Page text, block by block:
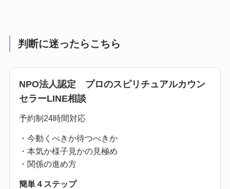
判断に迷ったらこちら
NPO法人認定 プロのスピリチュアルカウン
セラーLINE相談
予約制24時間対応
・今動くべきか待つべきか
・本気か様子見かの見極め
・関係の進め方
簡単４ステップ